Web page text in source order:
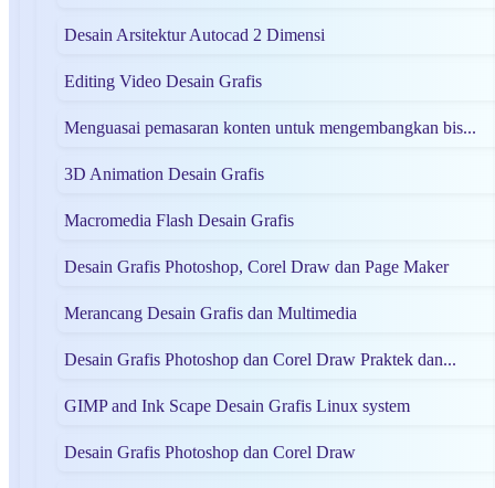
Desain Arsitektur Autocad 2 Dimensi
Editing Video Desain Grafis
Menguasai pemasaran konten untuk mengembangkan bis...
3D Animation Desain Grafis
Macromedia Flash Desain Grafis
Desain Grafis Photoshop, Corel Draw dan Page Maker
Merancang Desain Grafis dan Multimedia
Desain Grafis Photoshop dan Corel Draw Praktek dan...
GIMP and Ink Scape Desain Grafis Linux system
Desain Grafis Photoshop dan Corel Draw